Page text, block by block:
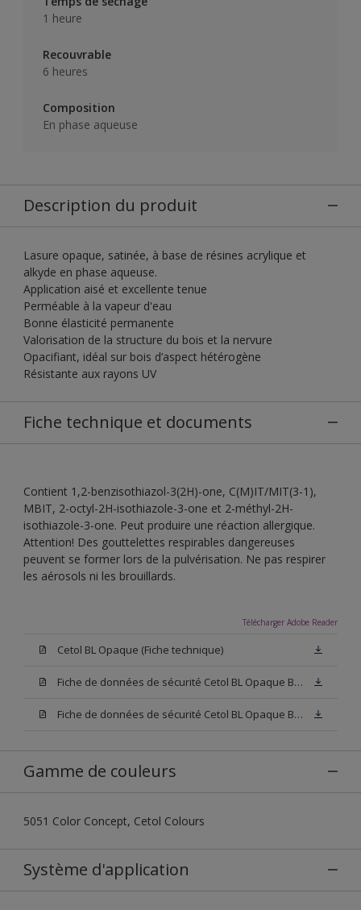
1 heure
Recouvrable
6 heures
Composition
En phase aqueuse
Description du produit
Lasure opaque, satinée, à base de résines acrylique et
alkyde en phase aqueuse.
Application aisé et excellente tenue
Perméable à la vapeur d'eau
Bonne élasticité permanente
Valorisation de la structure du bois et la nervure
Opacifiant, idéal sur bois d’aspect hétérogène
Résistante aux rayons UV
Fiche technique et documents
Contient 1,2-benzisothiazol-3(2H)-one, C(M)IT/MIT(3-1),
MBIT, 2-octyl-2H-isothiazole-3-one et 2-méthyl-2H-
isothiazole-3-one. Peut produire une réaction allergique.
Attention! Des gouttelettes respirables dangereuses
peuvent se former lors de la pulvérisation. Ne pas respirer
les aérosols ni les brouillards.
Télécharger Adobe Reader
Cetol BL Opaque (Fiche technique)
Fiche de données de sécurité Cetol BL Opaque Base W05 (SDS)
Fiche de données de sécurité Cetol BL Opaque Base N00 (SDS)
Gamme de couleurs
5051 Color Concept, Cetol Colours
Système d'application